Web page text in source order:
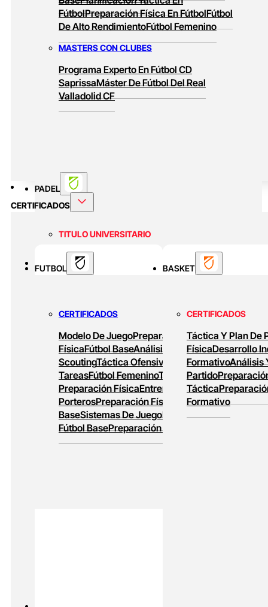
PADEL
TITULO UNIVERSITARIO
Curso Universitario Técnico En Padel De
Alto Rendimiento
FútbolPreparación Física En FútbolFútbol
De Alto RendimientoFútbol Femenino
MASTERS CON CLUBES
Programa Experto En Fútbol CD
SaprissaMáster De Fútbol Del Real
Valladolid CF
BASKET
MASTERS ONLINE
Baloncesto Formativo
Preparación Física
En BaloncestoBaloncesto De Alto
Rendimiento
CERTIFICADOS
FUTBOL
CERTIFICADOS
Modelo De JuegoPreparación
FísicaFútbol BaseAnálisis Y
ScoutingTáctica Ofensiva
Diseño De
TareasFútbol FemeninoTareas De
Preparación FísicaEntrenamiento De
PorterosPreparación Física En Fútbol
BaseSistemas De JuegoEntrenamiento En
Fútbol BasePreparación Física Y Táctica
BASKET
CERTIFICADOS
Táctica Y Plan De
FísicaDesarrollo
FormativoAnálisis
Partido
Táctica
Formativo